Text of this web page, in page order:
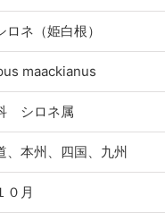
ロネ（姫白根）
maackianus
シロネ属
、本州、四国、九州
０月